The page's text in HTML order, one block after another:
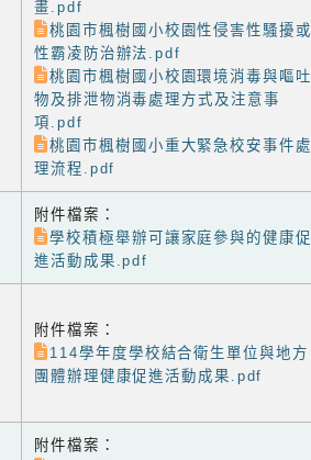
畫.pdf
桃園市楓樹國小校園性侵害性騷擾或
性霸凌防治辦法.pdf
桃園市楓樹國小校園環境消毒與嘔吐
物及排泄物消毒處理方式及注意事
項.pdf
桃園市楓樹國小重大緊急校安事件處
理流程.pdf
附件檔案：
學校積極舉辦可讓家庭參與的健康促
進活動成果.pdf
附件檔案：
114學年度學校結合衛生單位與地方
團體辦理健康促進活動成果.pdf
附件檔案：